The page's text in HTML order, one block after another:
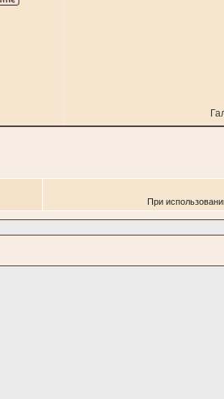
При